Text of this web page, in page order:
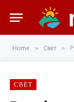
Home » Свет »
СВЕТ